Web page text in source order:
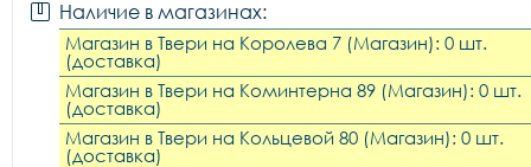
Наличие в магазинах:
Магазин в Твери на Королева 7 (Магазин): 0 шт.
(доставка)
Магазин в Твери на Коминтерна 89 (Магазин): 0 шт.
(доставка)
Магазин в Твери на Кольцевой 80 (Магазин): 0 шт.
(доставка)